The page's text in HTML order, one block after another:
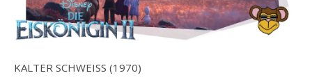
KALTER SCHWEISS (1970)